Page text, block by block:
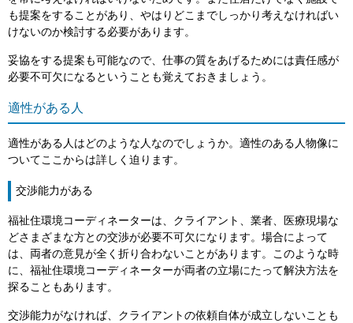
も提案をすることがあり、やはりどこまでしっかり考えなければい
けないのか検討する必要があります。
妥協をする提案も可能なので、仕事の質をあげるためには責任感が
必要不可欠になるということも覚えておきましょう。
適性がある人
適性がある人はどのような人なのでしょうか。適性のある人物像に
ついてここからは詳しく迫ります。
交渉能力がある
福祉住環境コーディネーターは、クライアント、業者、医療現場な
どさまざまな方との交渉が必要不可欠になります。場合によって
は、両者の意見が全く折り合わないことがあります。このような時
に、福祉住環境コーディネーターが両者の立場にたって解決方法を
探ることもあります。
交渉能力がなければ、クライアントの依頼自体が成立しないことも